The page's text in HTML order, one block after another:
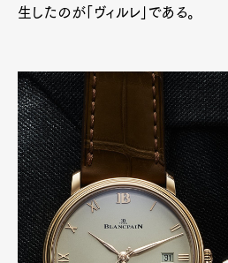
生したのが「ヴィルレ」である。